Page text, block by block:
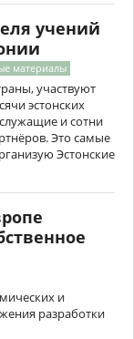
учений
материалы
участвуют
эстонских
и сотни
Это самые
Эстонские
и
разработки